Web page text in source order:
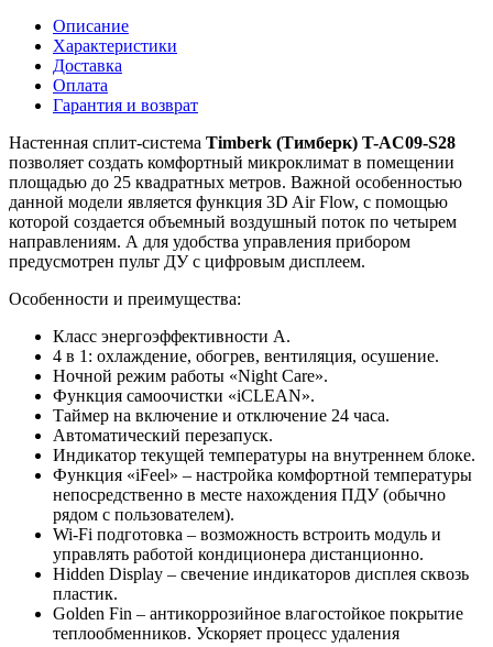
Описание
Характеристики
Доставка
Оплата
Гарантия и возврат
Настенная сплит-система Timberk (Тимберк) T-AC09-S28
позволяет создать комфортный микроклимат в помещении
площадью до 25 квадратных метров. Важной особенностью
данной модели является функция 3D Air Flow, с помощью
которой создается объемный воздушный поток по четырем
направлениям. А для удобства управления прибором
предусмотрен пульт ДУ с цифровым дисплеем.
Особенности и преимущества:
Класс энергоэффективности А.
4 в 1: охлаждение, обогрев, вентиляция, осушение.
Ночной режим работы «Night Care».
Функция самоочистки «iCLEAN».
Таймер на включение и отключение 24 часа.
Автоматический перезапуск.
Индикатор текущей температуры на внутреннем блоке.
Функция «iFeel» – настройка комфортной температуры
непосредственно в месте нахождения ПДУ (обычно
рядом с пользователем).
Wi-Fi подготовка – возможность встроить модуль и
управлять работой кондиционера дистанционно.
Hidden Display – свечение индикаторов дисплея сквозь
пластик.
Golden Fin – антикоррозийное влагостойкое покрытие
теплообменников. Ускоряет процесс удаления